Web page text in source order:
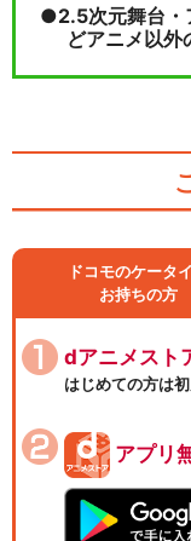
2.5次元舞台・
どアニメ以外
ドコモのケータ
お持ちの方
dアニメスト
はじめての方は
アプリ